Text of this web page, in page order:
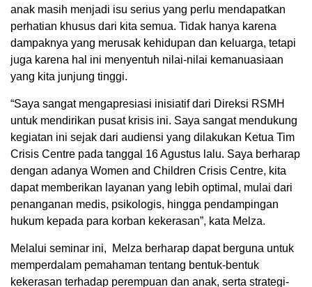
anak masih menjadi isu serius yang perlu mendapatkan
perhatian khusus dari kita semua. Tidak hanya karena
dampaknya yang merusak kehidupan dan keluarga, tetapi
juga karena hal ini menyentuh nilai-nilai kemanuasiaan
yang kita junjung tinggi.
“Saya sangat mengapresiasi inisiatif dari Direksi RSMH
untuk mendirikan pusat krisis ini. Saya sangat mendukung
kegiatan ini sejak dari audiensi yang dilakukan Ketua Tim
Crisis Centre pada tanggal 16 Agustus lalu. Saya berharap
dengan adanya Women and Children Crisis Centre, kita
dapat memberikan layanan yang lebih optimal, mulai dari
penanganan medis, psikologis, hingga pendampingan
hukum kepada para korban kekerasan”, kata Melza.
Melalui seminar ini, Melza berharap dapat berguna untuk
memperdalam pemahaman tentang bentuk-bentuk
kekerasan terhadap perempuan dan anak, serta strategi-